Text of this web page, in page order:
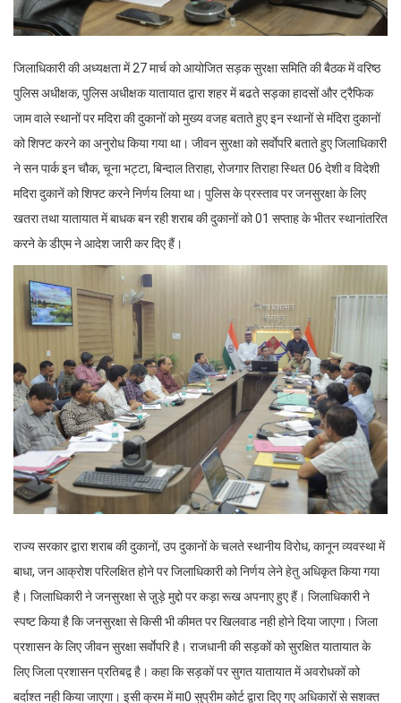
जिलाधिकारी की अध्यक्षता में 27 मार्च को आयोजित सड़क सुरक्षा समिति की बैठक में वरिष्ठ
पुलिस अधीक्षक, पुलिस अधीक्षक यातायात द्वारा शहर में बढते सड़का हादसों और ट्रैफिक
जाम वाले स्थानों पर मदिरा की दुकानों को मुख्य वजह बताते हुए इन स्थानों से मंदिरा दुकानों
को शिफ्ट करने का अनुरोध किया गया था। जीवन सुरक्षा को सर्वाेपरि बताते हुए जिलाधिकारी
ने सन पार्क इन चौक, चूना भट्टा, बिन्दाल तिराहा, रोजगार तिराहा स्थित 06 देशी व विदेशी
मदिरा दुकानें को शिफ्ट करने निर्णय लिया था। पुलिस के प्रस्ताव पर जनसुरक्षा के लिए
खतरा तथा यातायात में बाधक बन रही शराब की दुकानों को 01 सप्ताह के भीतर स्थानांतरित
करने के डीएम ने आदेश जारी कर दिए हैं।
राज्य सरकार द्वारा शराब की दुकानों, उप दुकानों के चलते स्थानीय विरोध, कानून व्यवस्था में
बाधा, जन आक्रोश परिलक्षित होने पर जिलाधिकारी को निर्णय लेने हेतु अधिकृत किया गया
है। जिलाधिकारी ने जनसुरक्षा से जु़ड़े मुद्दो पर कड़ा रूख अपनाए हुए हैं। जिलाधिकारी ने
स्पष्ट किया है कि जनसुरक्षा से किसी भी कीमत पर खिलवाड नही होने दिया जाएगा। जिला
प्रशासन के लिए जीवन सुरक्षा सर्वाेपरि है। राजधानी की सड़कों को सुरक्षित यातायात के
लिए जिला प्रशासन प्रतिबद्व है। कहा कि सड़कों पर सुगत यातायात में अवरोधकों को
बर्दाश्त नही किया जाएगा। इसी क्रम में मा0 सुप्रीम कोर्ट द्वारा दिए गए अधिकारों से सशक्त